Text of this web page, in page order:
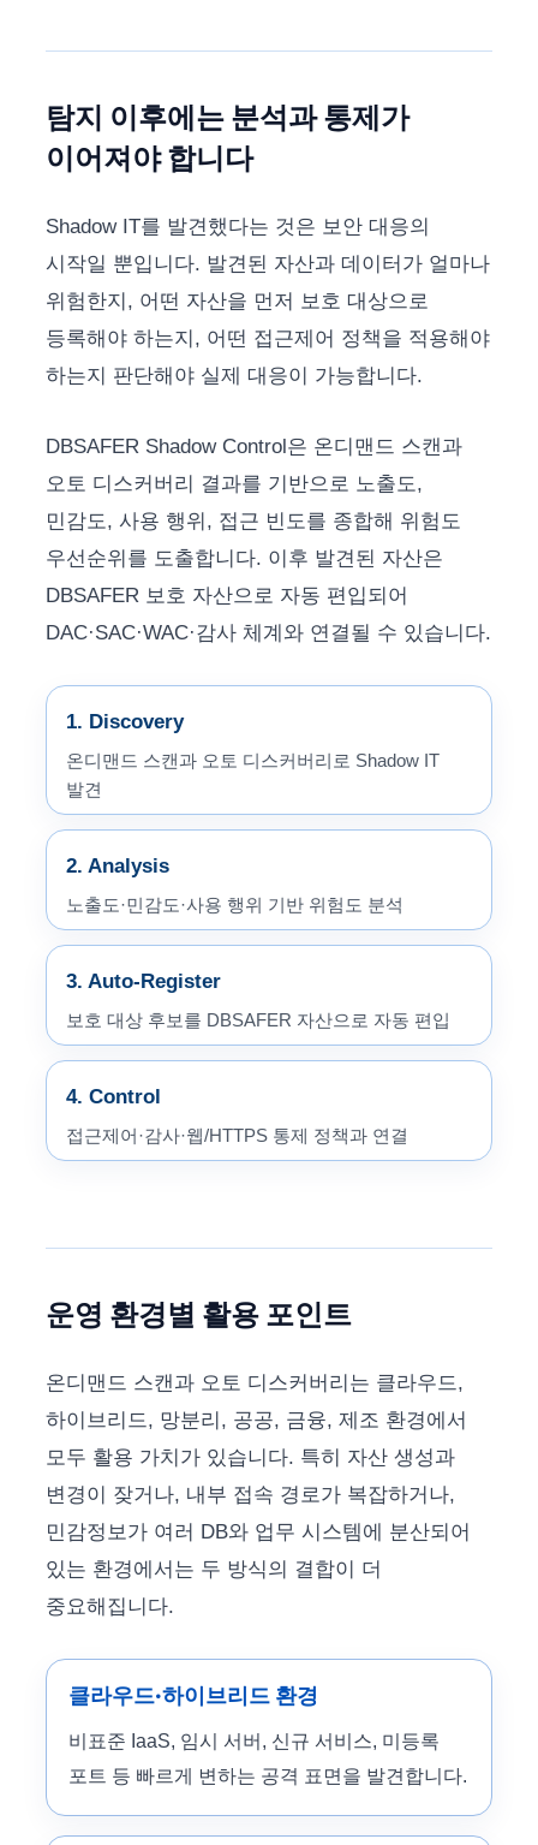
탐지 이후에는 분석과 통제가
이어져야 합니다
Shadow IT를 발견했다는 것은 보안 대응의
시작일 뿐입니다. 발견된 자산과 데이터가 얼마나
위험한지, 어떤 자산을 먼저 보호 대상으로
등록해야 하는지, 어떤 접근제어 정책을 적용해야
하는지 판단해야 실제 대응이 가능합니다.
DBSAFER Shadow Control은 온디맨드 스캔과
오토 디스커버리 결과를 기반으로 노출도,
민감도, 사용 행위, 접근 빈도를 종합해 위험도
우선순위를 도출합니다. 이후 발견된 자산은
DBSAFER 보호 자산으로 자동 편입되어
DAC·SAC·WAC·감사 체계와 연결될 수 있습니다.
1. Discovery
온디맨드 스캔과 오토 디스커버리로 Shadow IT
발견
2. Analysis
노출도·민감도·사용 행위 기반 위험도 분석
3. Auto-Register
보호 대상 후보를 DBSAFER 자산으로 자동 편입
4. Control
접근제어·감사·웹/HTTPS 통제 정책과 연결
운영 환경별 활용 포인트
온디맨드 스캔과 오토 디스커버리는 클라우드,
하이브리드, 망분리, 공공, 금융, 제조 환경에서
모두 활용 가치가 있습니다. 특히 자산 생성과
변경이 잦거나, 내부 접속 경로가 복잡하거나,
민감정보가 여러 DB와 업무 시스템에 분산되어
있는 환경에서는 두 방식의 결합이 더
중요해집니다.
클라우드·하이브리드 환경
비표준 IaaS, 임시 서버, 신규 서비스, 미등록
포트 등 빠르게 변하는 공격 표면을 발견합니다.